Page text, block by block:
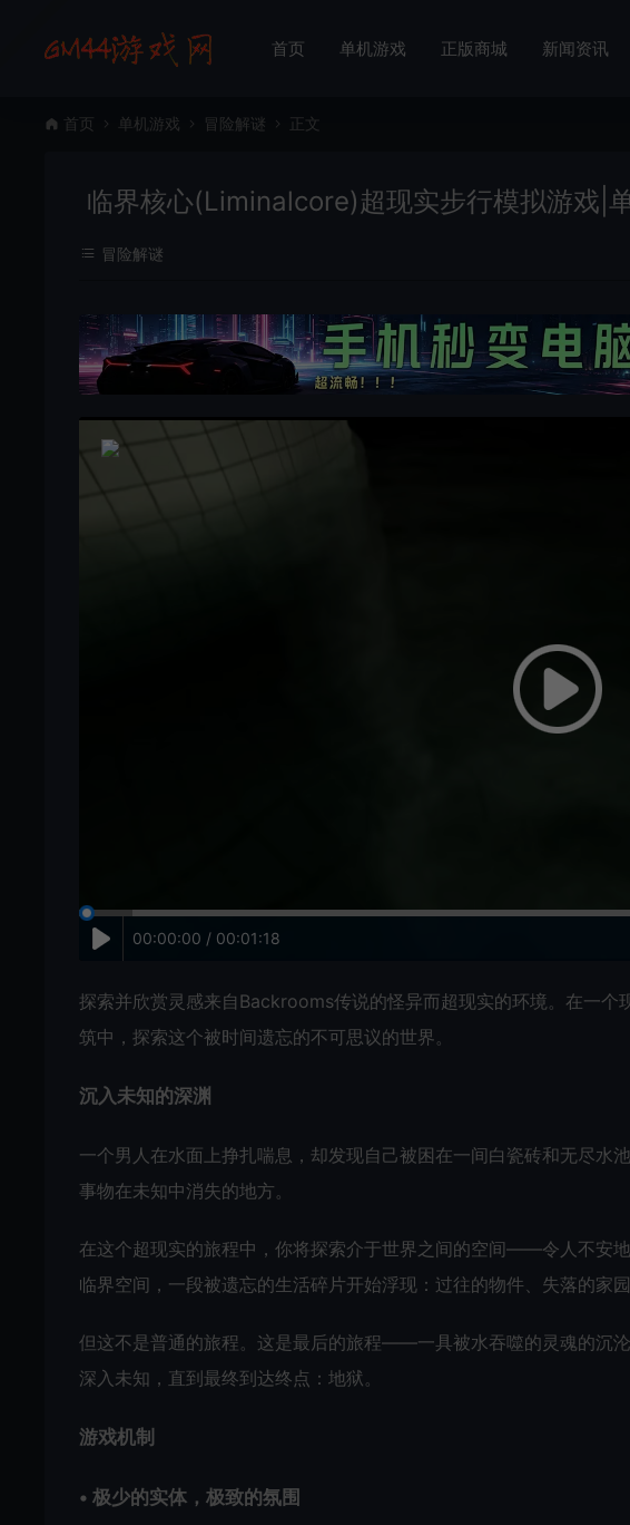
首页 单机游戏 正版商城 新闻资讯
首页 单机游戏 冒险解谜 正文
临界核心(Liminalcore)超现实步行模拟游戏|
冒险解谜
00:00:00 / 00:01:18
探索并欣赏灵感来自Backrooms传说的怪异而超现实的环境。在一个
筑中，探索这个被时间遗忘的不可思议的世界。
沉入未知的深渊
一个男人在水面上挣扎喘息，却发现自己被困在一间白瓷砖和无尽水
事物在未知中消失的地方。
在这个超现实的旅程中，你将探索介于世界之间的空间——令人不安
临界空间，一段被遗忘的生活碎片开始浮现：过往的物件、失落的家
但这不是普通的旅程。这是最后的旅程——一具被水吞噬的灵魂的沉
深入未知，直到最终到达终点：地狱。
游戏机制
• 极少的实体，极致的氛围